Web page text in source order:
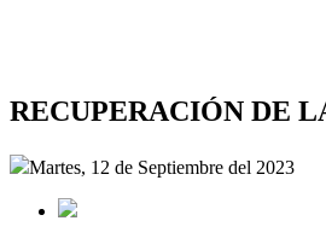
RECUPERACIÓN DE
Martes, 12 de Septiembre del 2023